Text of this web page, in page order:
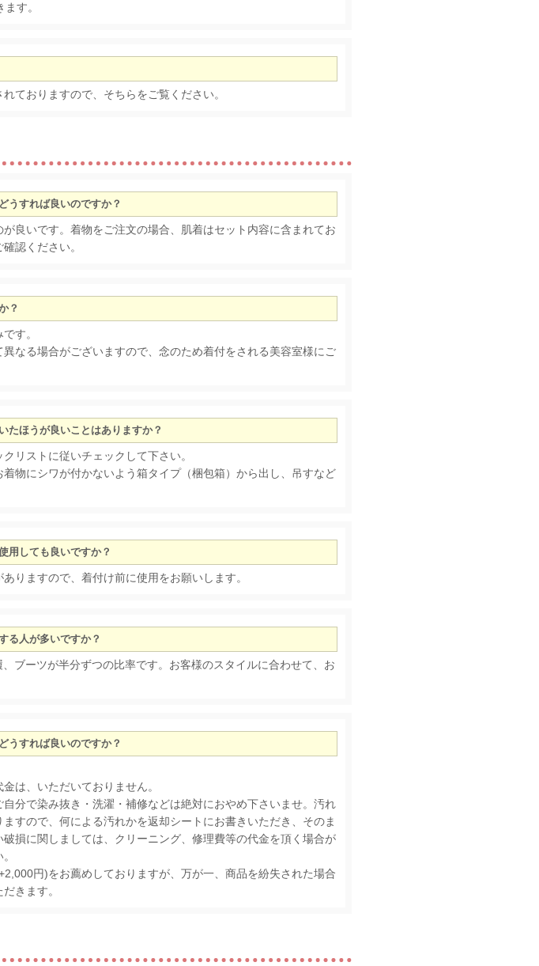
す。
ておりますので、そちらをご覧ください。
うすれば良いのですか？
良いです。着物をご注文の場合、肌着はセット内容に含まれてお
認ください。
？
す。
なる場合がございますので、念のため着付をされる美容室様にご
たほうが良いことはありますか？
リストに従いチェックして下さい。
着物にシワが付かないよう箱タイプ（梱包箱）から出し、吊すなど
用しても良いですか？
りますので、着付け前に使用をお願いします。
る人が多いですか？
ブーツが半分ずつの比率です。お客様のスタイルに合わせて、お
うすれば良いのですか？
は、いただいておりません。
分で染み抜き・洗濯・補修などは絶対におやめ下さいませ。汚れ
すので、何による汚れかを返却シートにお書きいただき、そのま
破損に関しましては、クリーニング、修理費等の代金を頂く場合が
円)をお薦めしておりますが、万が一、商品を紛失された場合
きます。